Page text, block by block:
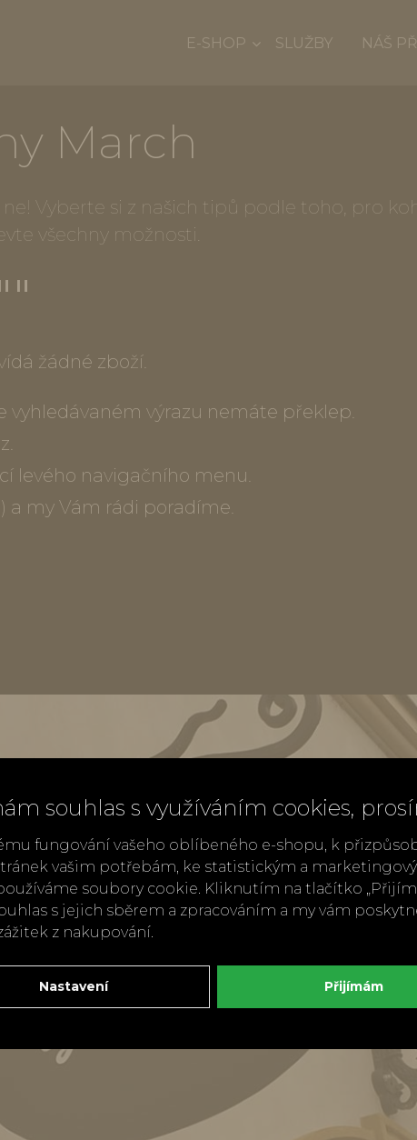
March
Vyberte si z našich tipů podle toho, pro
všechny možnosti.
žádné zboží.
vyhledávaném výrazu nemáte překlep.
levého navigačního menu.
a my Vám rádi poradíme.
E-SHOP SLUŽBY NÁŠ
souhlas s využíváním cookies,
fungování vašeho oblíbeného e-shopu, k
vašim potřebám, ke statistickým a
soubory cookie. Kliknutím na tlačítko
s jejich sběrem a zpracováním a my vám
z nakupování.
Nastavení Přijímám